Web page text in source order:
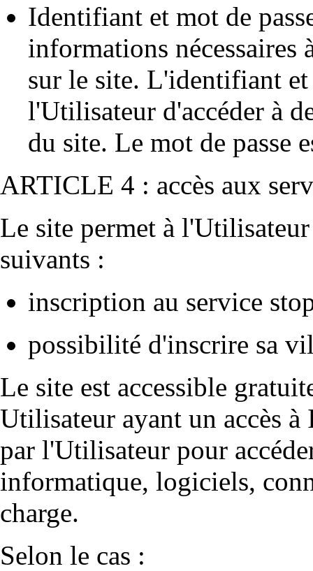
Identifiant et mot de
informations
sur le site. L'identifiant et
l'Utilisateur d'accéder à
du site. Le mot de passe
ARTICLE 4 : accès aux
Le site permet à
suivants :
inscription au service
possibilité d'inscrire sa
Le site est accessible
Utilisateur ayant un accès
par l'Utilisateur pour
informatique, logiciels,
charge.
Selon le cas :